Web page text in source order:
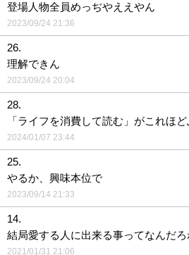
登場人物全員めっぢやええやん
2023/09/24 21:36
26.
理解できん
2023/09/24 20:04
28.
「ライフを消費して読む」がこれほ
2024/01/07 23:44
25.
やるか、興味本位で
2023/09/14 21:33
14.
結局愛する人に出来る事ってなんだろ
2021/01/31 21:06